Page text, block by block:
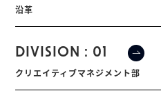
沿革
DIVISION : 01
クリエイティブマネジメント部